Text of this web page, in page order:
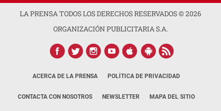
LA PRENSA TODOS LOS DERECHOS RESERVADOS ©2026
ORGANIZACIÓN PUBLICITARIA S.A.
ACERCA DE LA PRENSA POLÍTICA DE PRIVACIDAD
CONTACTA CON NOSOTROS NEWSLETTER MAPA DEL SITIO